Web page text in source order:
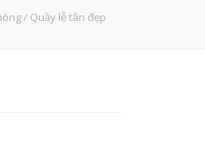
/ Quầy lễ tân đẹp